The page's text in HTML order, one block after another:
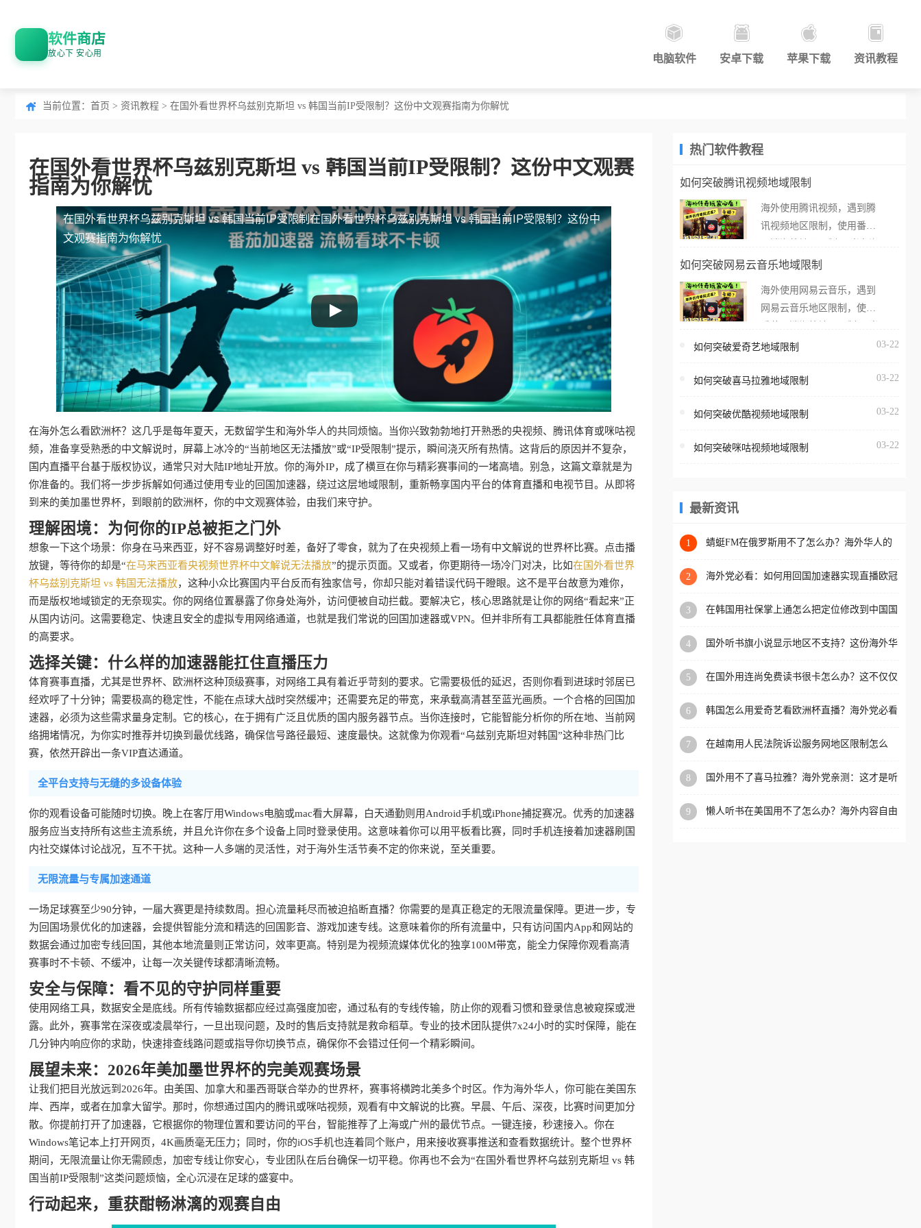
软件商店
放心下 安心用 电脑软件 安卓下载 苹果下载 资讯教程
当前位置： 首页 > 资讯教程 > 在国外看世界杯乌兹别克斯坦 vs 韩国当前IP受限制？这份中文观赛指南为你解忧
在国外看世界杯乌兹别克斯坦 vs 韩国当前IP受限制？这份中文观赛
指南为你解忧
在国外看世界杯乌兹别克斯坦 vs 韩国当前IP受限制在国外看世界杯乌兹别克斯坦 vs 韩国当前IP受限制？这份中
文观赛指南为你解忧
在海外怎么看欧洲杯？这几乎是每年夏天，无数留学生和海外华人的共同烦恼。当你兴致勃勃地打开熟悉的央视频、腾讯体育或咪咕视
频，准备享受熟悉的中文解说时，屏幕上冰冷的“当前地区无法播放”或“IP受限制”提示，瞬间浇灭所有热情。这背后的原因并不复杂，
国内直播平台基于版权协议，通常只对大陆IP地址开放。你的海外IP，成了横亘在你与精彩赛事间的一堵高墙。别急，这篇文章就是为
你准备的。我们将一步步拆解如何通过使用专业的回国加速器，绕过这层地域限制，重新畅享国内平台的体育直播和电视节目。从即将
到来的美加墨世界杯，到眼前的欧洲杯，你的中文观赛体验，由我们来守护。
理解困境：为何你的IP总被拒之门外
想象一下这个场景：你身在马来西亚，好不容易调整好时差，备好了零食，就为了在央视频上看一场有中文解说的世界杯比赛。点击播
放键，等待你的却是“在马来西亚看央视频世界杯中文解说无法播放”的提示页面。又或者，你更期待一场冷门对决，比如在国外看世界
杯乌兹别克斯坦 vs 韩国无法播放，这种小众比赛国内平台反而有独家信号，你却只能对着错误代码干瞪眼。这不是平台故意为难你，
而是版权地域锁定的无奈现实。你的网络位置暴露了你身处海外，访问便被自动拦截。要解决它，核心思路就是让你的网络“看起来”正
从国内访问。这需要稳定、快速且安全的虚拟专用网络通道，也就是我们常说的回国加速器或VPN。但并非所有工具都能胜任体育直播
的高要求。
选择关键：什么样的加速器能扛住直播压力
体育赛事直播，尤其是世界杯、欧洲杯这种顶级赛事，对网络工具有着近乎苛刻的要求。它需要极低的延迟，否则你看到进球时邻居已
经欢呼了十分钟；需要极高的稳定性，不能在点球大战时突然缓冲；还需要充足的带宽，来承载高清甚至蓝光画质。一个合格的回国加
速器，必须为这些需求量身定制。它的核心，在于拥有广泛且优质的国内服务器节点。当你连接时，它能智能分析你的所在地、当前网
络拥堵情况，为你实时推荐并切换到最优线路，确保信号路径最短、速度最快。这就像为你观看“乌兹别克斯坦对韩国”这种非热门比
赛，依然开辟出一条VIP直达通道。
全平台支持与无缝的多设备体验
你的观看设备可能随时切换。晚上在客厅用Windows电脑或mac看大屏幕，白天通勤则用Android手机或iPhone捕捉赛况。优秀的加速器
服务应当支持所有这些主流系统，并且允许你在多个设备上同时登录使用。这意味着你可以用平板看比赛，同时手机连接着加速器刷国
内社交媒体讨论战况，互不干扰。这种一人多端的灵活性，对于海外生活节奏不定的你来说，至关重要。
无限流量与专属加速通道
一场足球赛至少90分钟，一届大赛更是持续数周。担心流量耗尽而被迫掐断直播？你需要的是真正稳定的无限流量保障。更进一步，专
为回国场景优化的加速器，会提供智能分流和精选的回国影音、游戏加速专线。这意味着你的所有流量中，只有访问国内App和网站的
数据会通过加密专线回国，其他本地流量则正常访问，效率更高。特别是为视频流媒体优化的独享100M带宽，能全力保障你观看高清
赛事时不卡顿、不缓冲，让每一次关键传球都清晰流畅。
安全与保障：看不见的守护同样重要
使用网络工具，数据安全是底线。所有传输数据都应经过高强度加密，通过私有的专线传输，防止你的观看习惯和登录信息被窥探或泄
露。此外，赛事常在深夜或凌晨举行，一旦出现问题，及时的售后支持就是救命稻草。专业的技术团队提供7x24小时的实时保障，能在
几分钟内响应你的求助，快速排查线路问题或指导你切换节点，确保你不会错过任何一个精彩瞬间。
展望未来：2026年美加墨世界杯的完美观赛场景
让我们把目光放远到2026年。由美国、加拿大和墨西哥联合举办的世界杯，赛事将横跨北美多个时区。作为海外华人，你可能在美国东
岸、西岸，或者在加拿大留学。那时，你想通过国内的腾讯或咪咕视频，观看有中文解说的比赛。早晨、午后、深夜，比赛时间更加分
散。你提前打开了加速器，它根据你的物理位置和要访问的平台，智能推荐了上海或广州的最优节点。一键连接，秒速接入。你在
Windows笔记本上打开网页，4K画质毫无压力；同时，你的iOS手机也连着同个账户，用来接收赛事推送和查看数据统计。整个世界杯
期间，无限流量让你无需顾虑，加密专线让你安心，专业团队在后台确保一切平稳。你再也不会为“在国外看世界杯乌兹别克斯坦 vs 韩
国当前IP受限制”这类问题烦恼，全心沉浸在足球的盛宴中。
行动起来，重获酣畅淋漓的观赛自由
热门软件教程
如何突破腾讯视频地域限制
海外使用腾讯视频，遇到腾
讯视频地区限制，使用番茄
外打开腾讯视频，却突然弹
地区无法播放”的提示语。
海外用户如香港、澳门、台
亚、欧洲等国家和地区时，
台一样，出现地区及版权限
地区播放。 遇到这个问题的
区工作、留学、定居等，都
权限制所困扰。
如何突破网易云音乐地域限制
海外使用网易云音乐，遇到
网易云音乐地区限制，使用
在海外打开网易云音乐，却
所在的地区无法播放”的提示
门、台湾、美国、加拿大、
区时，网易云音乐也会像其
回国加速器，即可解决「海
版权限制」的问题，无论人
国、加拿大、澳大利亚、欧
学、定居等，都可以使用，
扰。
如何突破爱奇艺地域限制 03-22
如何突破喜马拉雅地域限制 03-22
如何突破优酷视频地域限制 03-22
如何突破咪咕视频地域限制 03-22
最新资讯
1
蜻蜓FM在俄罗斯用不了怎么办？海外华人的
2
海外党必看：如何用回国加速器实现直播欧冠
3
在韩国用社保掌上通怎么把定位修改到中国国
4
国外听书旗小说显示地区不支持？这份海外华
5
在国外用连尚免费读书很卡怎么办？这不仅仅
6
韩国怎么用爱奇艺看欧洲杯直播？海外党必看
7
在越南用人民法院诉讼服务网地区限制怎么
8
国外用不了喜马拉雅？海外党亲测：这才是听
9
懒人听书在美国用不了怎么办？海外内容自由